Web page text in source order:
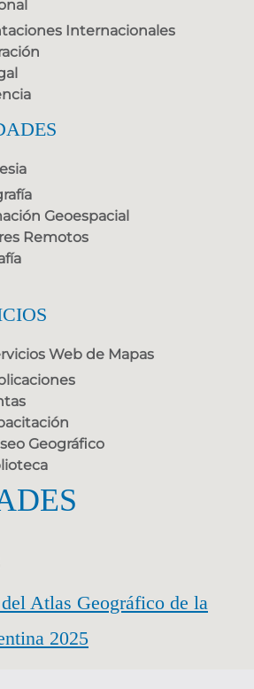
Internacionales
Geoespacial
Remotos
Web de Mapas
Geográfico
Atlas Geográfico de la
2025